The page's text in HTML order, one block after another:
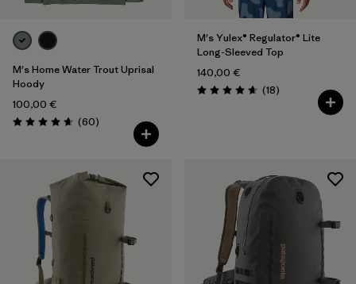
M's Home Water Trout Uprisal
Hoody
100,00 €
Bewertung: 4.7 / 5
(60Rezensionen
)
M's Yulex® Regulator® Lite
Long-Sleeved Top
140,00 €
Bewertung: 4.7 / 5
(18Rezensionen
)